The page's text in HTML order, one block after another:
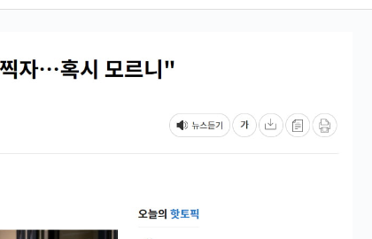
パン』1人当たり賠償10万ウォンを認定 ⇒ 総額3兆7,000億
」1番艦、2032年竣工と公示
実は韓国で『BYD』車は売れている。6カ月で対前年同期比
そく空港に詰めかけ「出て行け！」「極右勢力」のプラカー